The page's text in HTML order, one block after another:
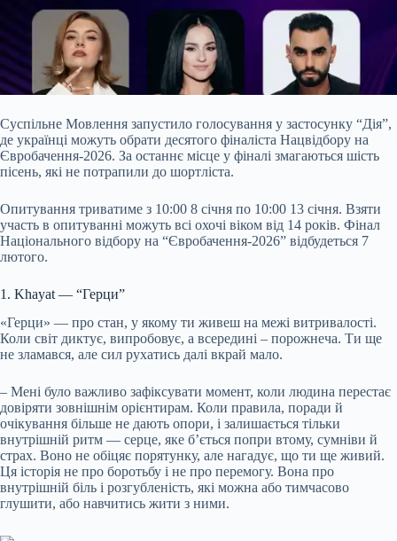
Суспільне Мовлення запустило голосування у застосунку “Дія”,
де українці можуть обрати десятого фіналіста Нацвідбору на
Євробачення-2026. За останнє місце у фіналі змагаються шість
пісень, які не потрапили до шортліста.
Опитування триватиме з 10:00 8 січня по 10:00 13 січня. Взяти
участь в опитуванні можуть всі охочі віком від 14 років. Фінал
Національного відбору на “Євробачення-2026” відбудеться 7
лютого.
1. Khayat — “Герци”
«Герци» — про стан, у якому ти живеш на межі витривалості.
Коли світ диктує, випробовує, а всередині – порожнеча. Ти ще
не зламався, але сил рухатись далі вкрай мало.
– Мені було важливо зафіксувати момент, коли людина перестає
довіряти зовнішнім орієнтирам. Коли правила, поради й
очікування більше не дають опори, і залишається тільки
внутрішній ритм — серце, яке бʼється попри втому, сумніви й
страх. Воно не обіцяє порятунку, але нагадує, що ти ще живий.
Ця історія не про боротьбу і не про перемогу. Вона про
внутрішній біль і розгубленість, які можна або тимчасово
глушити, або навчитись жити з ними.